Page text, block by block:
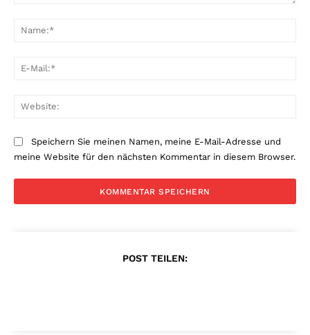
Speichern Sie meinen Namen, meine E-Mail-Adresse und
meine Website für den nächsten Kommentar in diesem Browser.
POST TEILEN: